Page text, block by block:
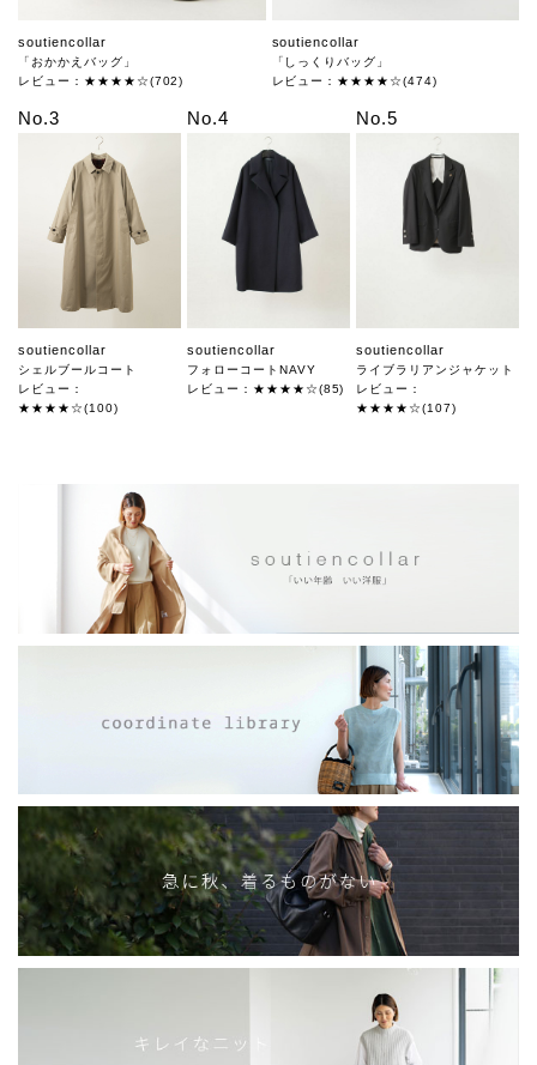
soutiencollar
「おかかえバッグ」
レビュー：★★★★☆(702)
soutiencollar
「しっくりバッグ」
レビュー：★★★★☆(474)
No.3
soutiencollar
シェルブールコート
レビュー：
★★★★☆(100)
No.4
soutiencollar
フォローコートNAVY
レビュー：★★★★☆(85)
No.5
soutiencollar
ライブラリアンジャケット
レビュー：
★★★★☆(107)